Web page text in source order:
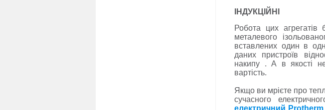
ІНДУКЦІЙНІ
Робота цих агрегатів
металевого
вставлених один в
даних пристроїв
накипу . А в якості
вартість.
Якщо ви мрієте про
сучасного